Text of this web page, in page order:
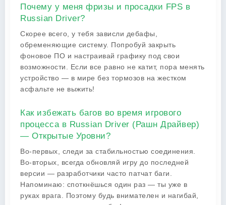
Почему у меня фризы и просадки FPS в
Russian Driver?
Скорее всего, у тебя зависли дебафы,
обременяющие систему. Попробуй закрыть
фоновое ПО и настраивай графику под свои
возможности. Если все равно не катит, пора менять
устройство — в мире без тормозов на жестком
асфальте не выжить!
Как избежать багов во время игрового
процесса в Russian Driver (Рашн Драйвер)
— Открытые Уровни?
Во-первых, следи за стабильностью соединения.
Во-вторых, всегда обновляй игру до последней
версии — разработчики часто патчат баги.
Напоминаю: споткнёшься один раз — ты уже в
руках врага. Поэтому будь внимателен и нагибай,